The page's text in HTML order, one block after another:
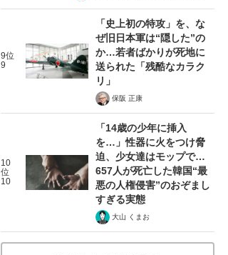
9位
9
「史上初の特攻」を、な
ぜ旧日本軍は“隠した”の
か…若者ばかりが死地に
送られた「残酷なカラク
リ」
保阪 正康
10
位
10
「14歳の少年に挿入
を…」性器に火をつけ脅
迫、少女達はモップで…
657人が死亡した韓国“最
悪の人権侵害”のおぞまし
すぎる実態
大山 くまお